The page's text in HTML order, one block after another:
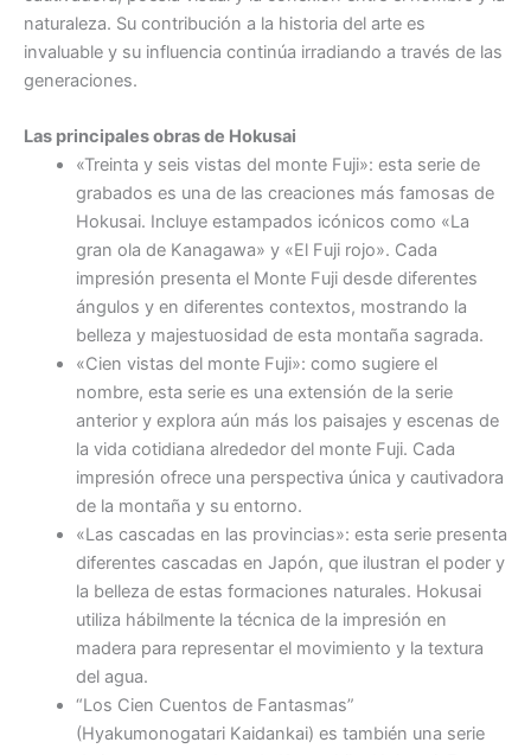
naturaleza. Su contribución a la historia del arte es
invaluable y su influencia continúa irradiando a través de las
generaciones.
Las principales obras de Hokusai
«Treinta y seis vistas del monte Fuji»: esta serie de
grabados es una de las creaciones más famosas de
Hokusai. Incluye estampados icónicos como «La
gran ola de Kanagawa» y «El Fuji rojo». Cada
impresión presenta el Monte Fuji desde diferentes
ángulos y en diferentes contextos, mostrando la
belleza y majestuosidad de esta montaña sagrada.
«Cien vistas del monte Fuji»: como sugiere el
nombre, esta serie es una extensión de la serie
anterior y explora aún más los paisajes y escenas de
la vida cotidiana alrededor del monte Fuji. Cada
impresión ofrece una perspectiva única y cautivadora
de la montaña y su entorno.
«Las cascadas en las provincias»: esta serie presenta
diferentes cascadas en Japón, que ilustran el poder y
la belleza de estas formaciones naturales. Hokusai
utiliza hábilmente la técnica de la impresión en
madera para representar el movimiento y la textura
del agua.
“Los Cien Cuentos de Fantasmas”
(Hyakumonogatari Kaidankai) es también una serie